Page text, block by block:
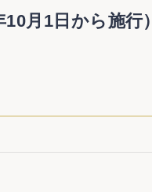
月1日から施行）